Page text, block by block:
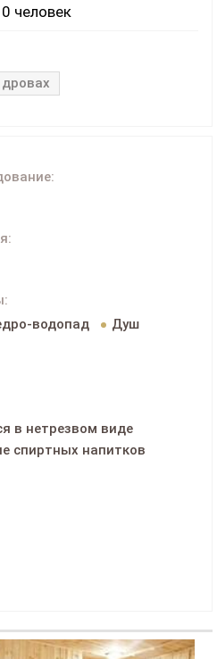
человек
водопад
Душ
в нетрезвом виде
спиртных напитков